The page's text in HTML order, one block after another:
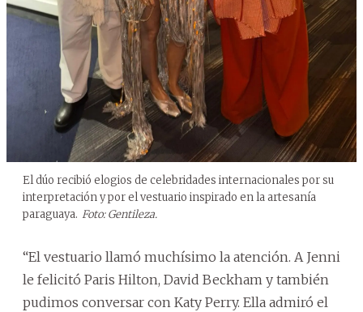
El dúo recibió elogios de celebridades internacionales por su
interpretación y por el vestuario inspirado en la artesanía
paraguaya. Foto: Gentileza.
“El vestuario llamó muchísimo la atención. A Jenni
le felicitó Paris Hilton, David Beckham y también
pudimos conversar con Katy Perry. Ella admiró el